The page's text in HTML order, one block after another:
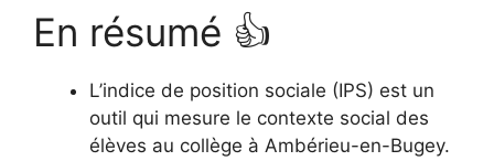
En résumé 👍
L’indice de position sociale (IPS) est un
outil qui mesure le contexte social des
élèves au collège à Ambérieu-en-Bugey.